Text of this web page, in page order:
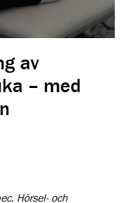
av
– med
Hörsel- och